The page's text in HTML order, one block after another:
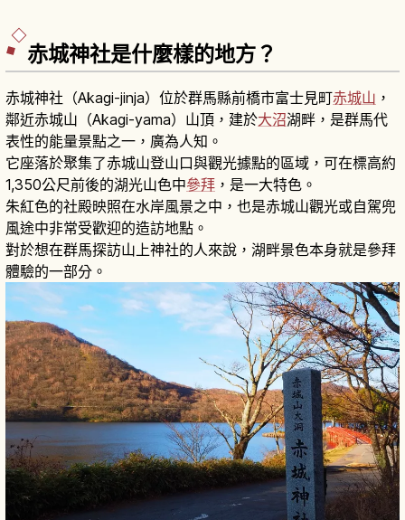
赤城神社是什麼樣的地方？
赤城神社（Akagi-jinja）位於群馬縣前橋市富士見町赤城山 ，
鄰近赤城山（Akagi-yama）山頂，建於大沼湖畔，是群馬代
表性的能量景點之一，廣為人知。
它座落於聚集了赤城山登山口與觀光據點的區域，可在標高約
1,350公尺前後的湖光山色中參拜 ，是一大特色。
朱紅色的社殿映照在水岸風景之中，也是赤城山觀光或自駕兜
風途中非常受歡迎的造訪地點。
對於想在群馬探訪山上神社的人來說，湖畔景色本身就是參拜
體驗的一部分。